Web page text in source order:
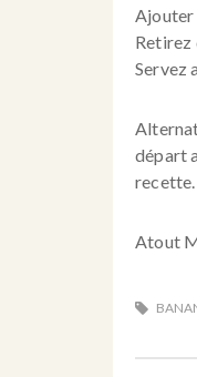
Ajouter
Retirez
Servez
départ
recette.
Atout